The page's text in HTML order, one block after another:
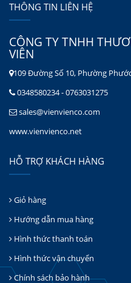
THÔNG TIN LIÊN HỆ
CÔNG TY TNHH
VIÊN
109 Đường Số 10, Phường
0348580234 - 0763031275
sales@vienvienco.com
www.vienvienco.net
HỖ TRỢ KHÁCH HÀNG
Giỏ hàng
Hướng dẫn mua hàng
Hình thức thanh toán
Hình thức vận chuyển
Chính sách bảo hành